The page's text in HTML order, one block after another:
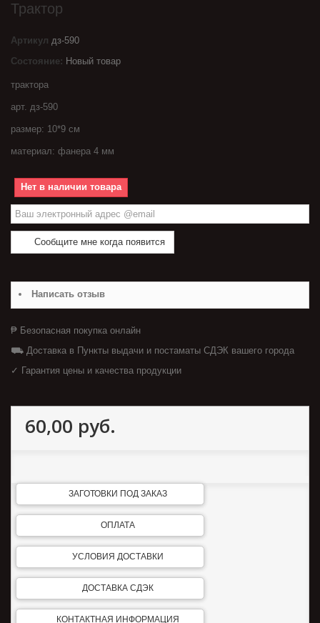
Трактор
Артикул дз-590
Состояние: Новый товар
трактора
арт. дз-590
размер: 10*9 см
материал: фанера 4 мм
Нет в наличии товара
Сообщите мне когда появится
Написать отзыв
₱ Безопасная покупка онлайн
⛟ Доставка в Пункты выдачи и постаматы СДЭК вашего города
✓ Гарантия цены и качества продукции
60,00 руб.
ЗАГОТОВКИ ПОД ЗАКАЗ
ОПЛАТА
УСЛОВИЯ ДОСТАВКИ
ДОСТАВКА СДЭК
КОНТАКТНАЯ ИНФОРМАЦИЯ